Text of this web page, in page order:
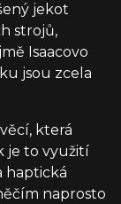
jekot
strojů,
Isaacovo
jsou zcela
která
je to využití
haptická
naprosto